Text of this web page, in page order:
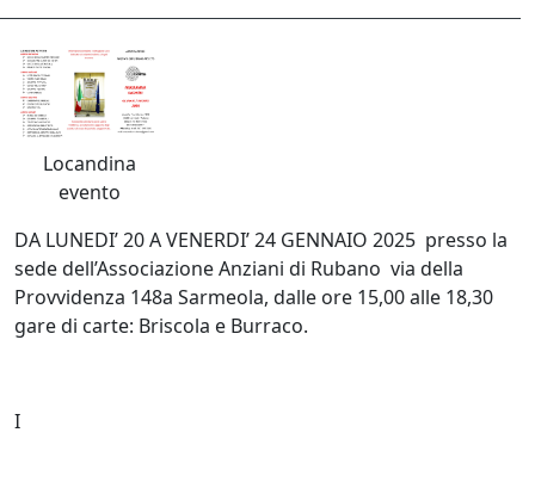
Locandina
evento
DA LUNEDI’ 20 A VENERDI’ 24 GENNAIO 2025 presso la
sede dell’Associazione Anziani di Rubano via della
Provvidenza 148a Sarmeola, dalle ore 15,00 alle 18,30
gare di carte: Briscola e Burraco.
I